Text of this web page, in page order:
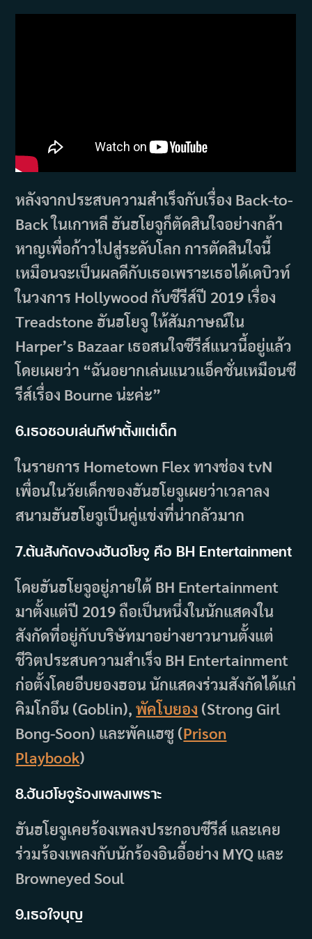
หลังจากประสบความสำเร็จกับเรื่อง Back-to-
Back ในเกาหลี ฮันฮโยจูก็ตัดสินใจอย่างกล้า
หาญเพื่อก้าวไปสู่ระดับโลก การตัดสินใจนี้
เหมือนจะเป็นผลดีกับเธอเพราะเธอได้เดบิวท์
ในวงการ Hollywood กับซีรีส์ปี 2019 เรื่อง
Treadstone ฮันฮโยจู ให้สัมภาษณ์ใน
Harper’s Bazaar เธอสนใจซีรีส์แนวนี้อยู่แล้ว
โดยเผยว่า “ฉันอยากเล่นแนวแอ็คชั่นเหมือนซี
รีส์เรื่อง Bourne น่ะค่ะ”
6.เธอชอบเล่นกีฬาตั้งแต่เด็ก
ในรายการ Hometown Flex ทางช่อง tvN
เพื่อนในวัยเด็กของฮันฮโยจูเผยว่าเวลาลง
สนามฮันฮโยจูเป็นคู่แข่งที่น่ากลัวมาก
7.ต้นสังกัดของฮันฮโยจู คือ BH Entertainment
โดยฮันฮโยจูอยู่ภายใต้ BH Entertainment
มาตั้งแต่ปี 2019 ถือเป็นหนึ่งในนักแสดงใน
สังกัดที่อยู่กับบริษัทมาอย่างยาวนานตั้งแต่
ชีวิตประสบความสำเร็จ BH Entertainment
ก่อตั้งโดยอีบยองฮอน นักแสดงร่วมสังกัดได้แก่
คิมโกอึน (Goblin),พัคโบยอง (Strong Girl
Bong-Soon) และพัคแฮซู (Prison
Playbook)
8.ฮันฮโยจูร้องเพลงเพราะ
ฮันฮโยจูเคยร้องเพลงประกอบซีรีส์ และเคย
ร่วมร้องเพลงกับนักร้องอินอี้อย่าง MYQ และ
Browneyed Soul
9.เธอใจบุญ